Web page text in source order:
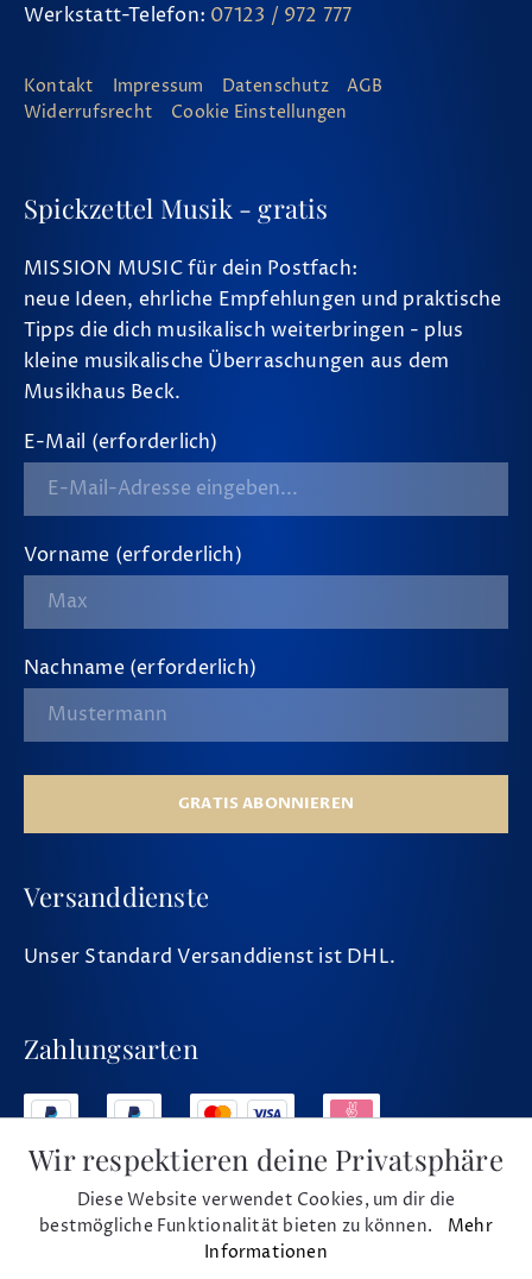
Werkstatt-Telefon: 07123 / 972 777
Kontakt Impressum Datenschutz
AGB
Widerrufsrecht
Cookie Einstellungen
Spickzettel Musik - gratis
MISSION MUSIC für dein Postfach:
neue Ideen, ehrliche Empfehlungen und praktische
Tipps die dich musikalisch weiterbringen - plus
kleine musikalische Überraschungen aus dem
Musikhaus Beck.
E-Mail (erforderlich)
Vorname (erforderlich)
Nachname (erforderlich)
GRATIS ABONNIEREN
Versanddienste
Unser Standard Versanddienst ist DHL.
Zahlungsarten
Social Media
Wir respektieren deine Privatsphäre
Diese Website verwendet Cookies, um dir die
bestmögliche Funktionalität bieten zu können. Mehr
Informationen